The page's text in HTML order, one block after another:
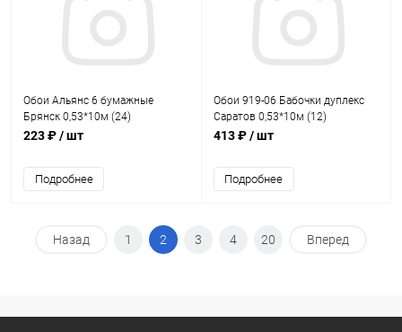
Обои Альянс 6 бумажные
Брянск 0,53*10м (24)
223 ₽/ шт
Подробнее
Обои 919-06 Бабочки дуплекс
Саратов 0,53*10м (12)
413 ₽/ шт
Подробнее
Назад 1 2 3 4 20 Вперед